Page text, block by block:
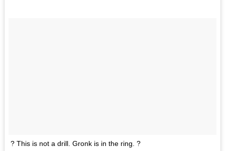
? This is not a drill. Gronk is in the ring. ?